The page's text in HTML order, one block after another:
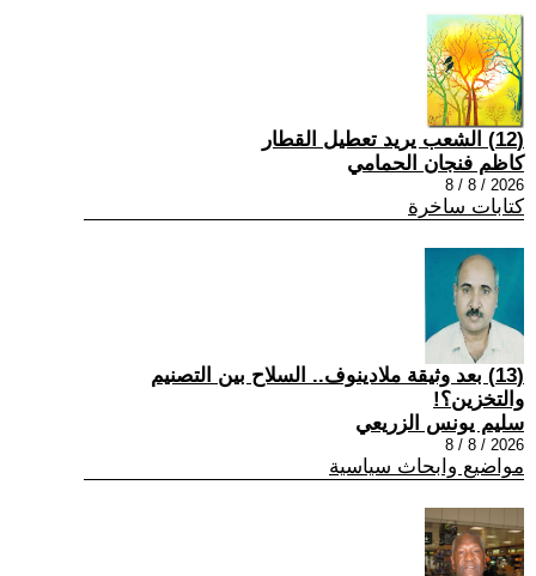
(12) الشعب يريد تعطيل القطار
كاظم فنجان الحمامي
2026 / 8 / 8
كتابات ساخرة
(13) بعد وثيقة ملادينوف.. السلاح بين التصنيم
والتخزين؟!
سليم يونس الزريعي
2026 / 8 / 8
مواضيع وابحاث سياسية